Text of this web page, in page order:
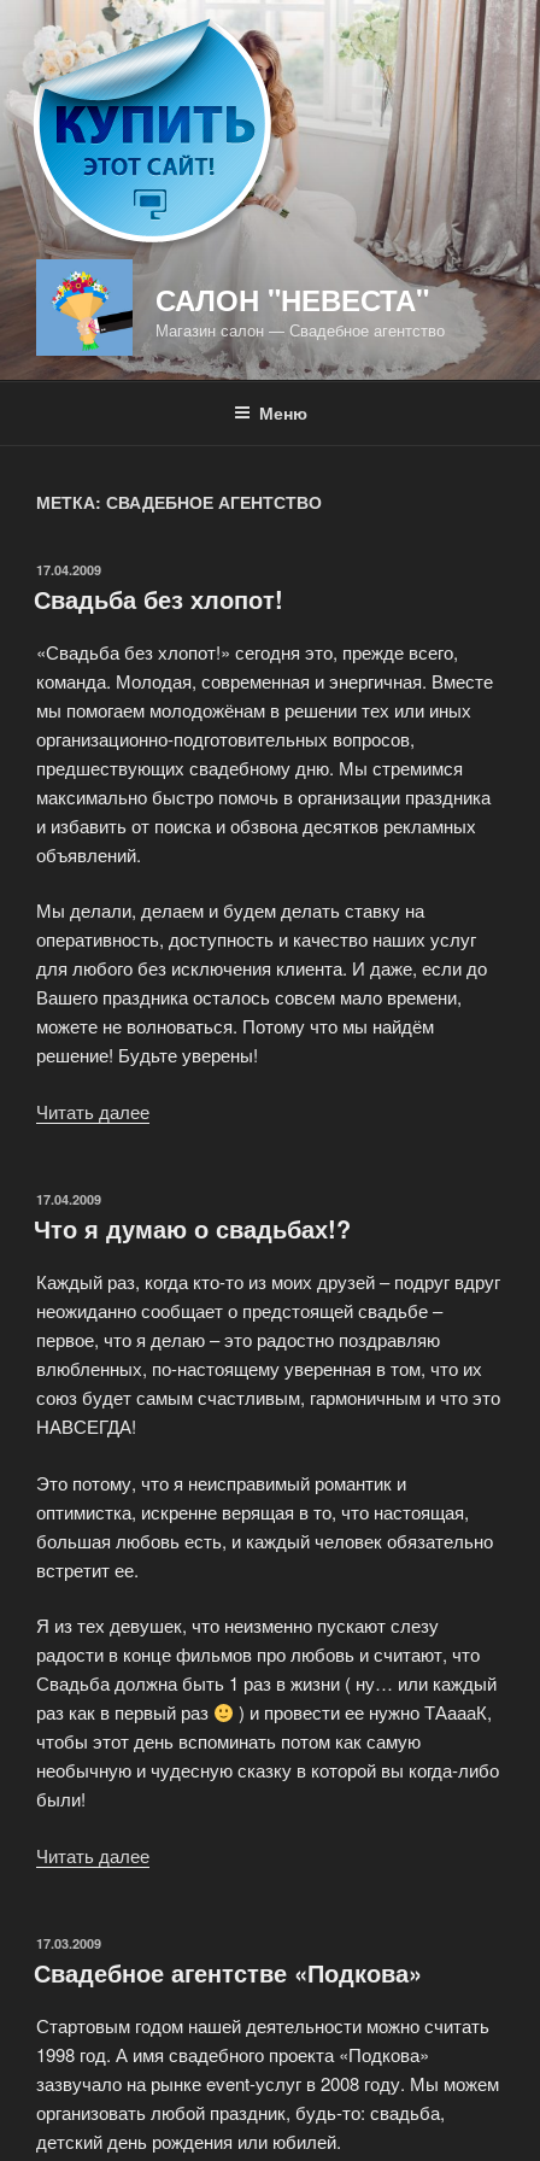
Перейти
содержимому
САЛОН "НЕВЕСТА"
Магазин салон — Свадебное агентство
Меню
МЕТКА: СВАДЕБНОЕ АГЕНТСТВО
ОПУБЛИКОВАНО
17.04.2009
Свадьба без хлопот!
«Свадьба без хлопот!» сегодня это, прежде всего,
команда. Молодая, современная и энергичная. Вместе
мы помогаем молодожёнам в решении тех или иных
организационно-подготовительных вопросов,
предшествующих свадебному дню. Мы стремимся
максимально быстро помочь в организации праздника
и избавить от поиска и обзвона десятков рекламных
объявлений.
Мы делали, делаем и будем делать ставку на
оперативность, доступность и качество наших услуг
для любого без исключения клиента. И даже, если до
Вашего праздника осталось совсем мало времени,
можете не волноваться. Потому что мы найдём
решение! Будьте уверены!
Читать далее
ОПУБЛИКОВАНО
17.04.2009
Что я думаю о свадьбах!?
Каждый раз, когда кто-то из моих друзей – подруг вдруг
неожиданно сообщает о предстоящей свадьбе –
первое, что я делаю – это радостно поздравляю
влюбленных, по-настоящему уверенная в том, что их
союз будет самым счастливым, гармоничным и что это
НАВСЕГДА!
Это потому, что я неисправимый романтик и
оптимистка, искренне верящая в то, что настоящая,
большая любовь есть, и каждый человек обязательно
встретит ее.
Я из тех девушек, что неизменно пускают слезу
радости в конце фильмов про любовь и считают, что
Свадьба должна быть 1 раз в жизни ( ну… или каждый
раз как в первый раз
) и провести ее нужно ТАаааК,
чтобы этот день вспоминать потом как самую
необычную и чудесную сказку в которой вы когда-либо
были!
Читать далее
свадьбах!?»
ОПУБЛИКОВАНО
17.03.2009
Свадебное агентстве «Подкова»
Стартовым годом нашей деятельности можно считать
1998 год. А имя свадебного проекта «Подкова»
зазвучало на рынке event-услуг в 2008 году. Мы можем
организовать любой праздник, будь-то: свадьба,
детский день рождения или юбилей.